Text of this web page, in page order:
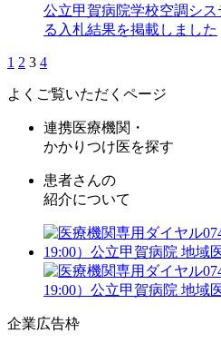
公立甲賀病院学校空調シ
る入札結果を掲載しました
1 2 3 4
よくご覧いただくページ
連携医療機関・
かかりつけ医を探す
患者さんの
紹介について
企業広告枠